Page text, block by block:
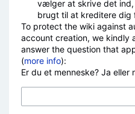
vælger at skrive det
brugt til at kreditere dig
To protect the wiki against
account creation, we kindly
answer the question that
(more info):
Er du et menneske? Ja eller